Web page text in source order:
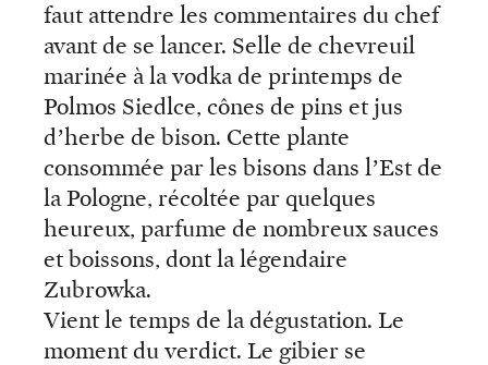
faut attendre les commentaires du chef
avant de se lancer. Selle de chevreuil
marinée à la vodka de printemps de
Polmos Siedlce, cônes de pins et jus
d’herbe de bison. Cette plante
consommée par les bisons dans l’Est de
la Pologne, récoltée par quelques
heureux, parfume de nombreux sauces
et boissons, dont la légendaire
Zubrowka.
Vient le temps de la dégustation. Le
moment du verdict. Le gibier se